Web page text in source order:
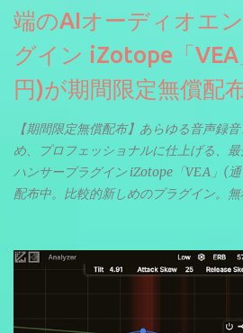
端のAIオーディオエ
グイン iZotope「VEA
円)が期間限定無償配
【期間限定無償配布】あらゆる音声録
め、プロフェッショナルに仕上げる、
ハンサープラグイン iZotope「VEA」(
配布中。比較的新しめのプラグイン。